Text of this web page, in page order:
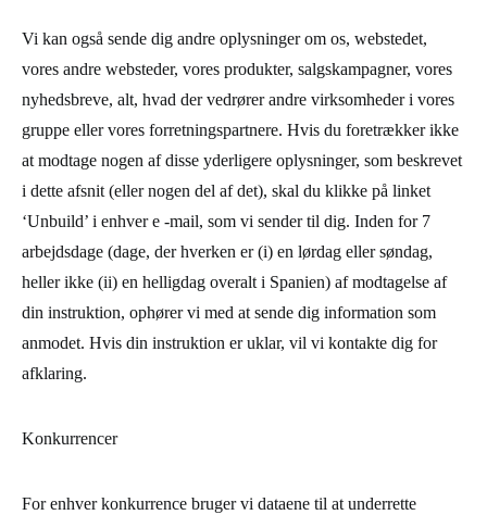
Vi kan også sende dig andre oplysninger om os, webstedet,
vores andre websteder, vores produkter, salgskampagner, vores
nyhedsbreve, alt, hvad der vedrører andre virksomheder i vores
gruppe eller vores forretningspartnere. Hvis du foretrækker ikke
at modtage nogen af ​​disse yderligere oplysninger, som beskrevet
i dette afsnit (eller nogen del af det), skal du klikke på linket
‘Unbuild’ i enhver e -mail, som vi sender til dig. Inden for 7
arbejdsdage (dage, der hverken er (i) en lørdag eller søndag,
heller ikke (ii) en helligdag overalt i Spanien) af modtagelse af
din instruktion, ophører vi med at sende dig information som
anmodet. Hvis din instruktion er uklar, vil vi kontakte dig for
afklaring.
Konkurrencer
For enhver konkurrence bruger vi dataene til at underrette